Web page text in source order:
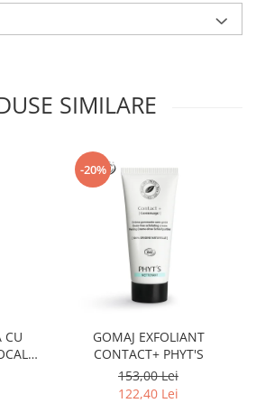
SIMILARE
CU
-20%
GOMAJ EXFOLIANT
CONTACT+ PHYT'S
153,00 Lei
122,40 Lei